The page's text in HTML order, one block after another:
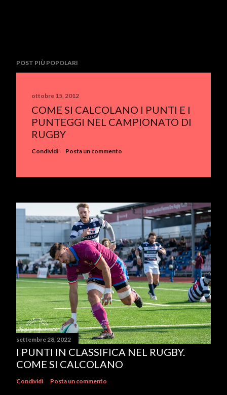
POST PIÙ POPOLARI
ottobre 15, 2012
COME SI CALCOLANO I PUNTI E I
PUNTEGGI NEL CAMPIONATO DI
RUGBY
Condividi Posta un commento
settembre 28, 2022
I PUNTI IN CLASSIFICA NEL RUGBY.
COME SI CALCOLANO
Condividi Posta un commento